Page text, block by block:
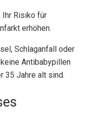
Ihr Risiko für
erhöhen.
Schlaganfall oder
Antibabypillen
35 Jahre alt sind.